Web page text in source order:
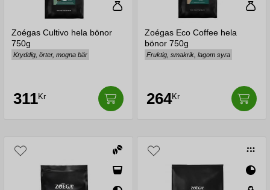
Zoégas Cultivo hela bönor
750g
Kryddig, örter, mogna bär
311Kr
Zoégas Eco Coffee hela
bönor 750g
Fruktig, smakrik, lagom syra
264Kr